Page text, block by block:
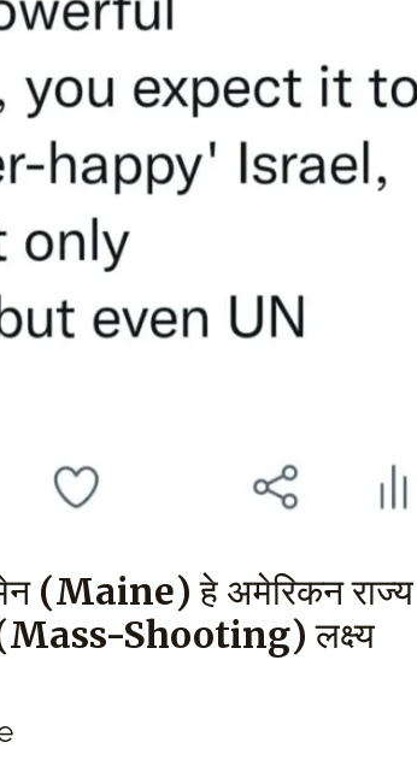
मेन (Maine) हे अमेरिकन राज्य
(Mass-Shooting) लक्ष्य